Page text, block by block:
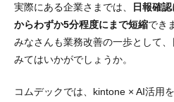
実際にある企業さまでは、
日報確
からわずか5分程度にまで短縮でき
みなさんも業務改善の一歩として
みてはいかがでしょうか。
コムデックでは、kintone × AI活用